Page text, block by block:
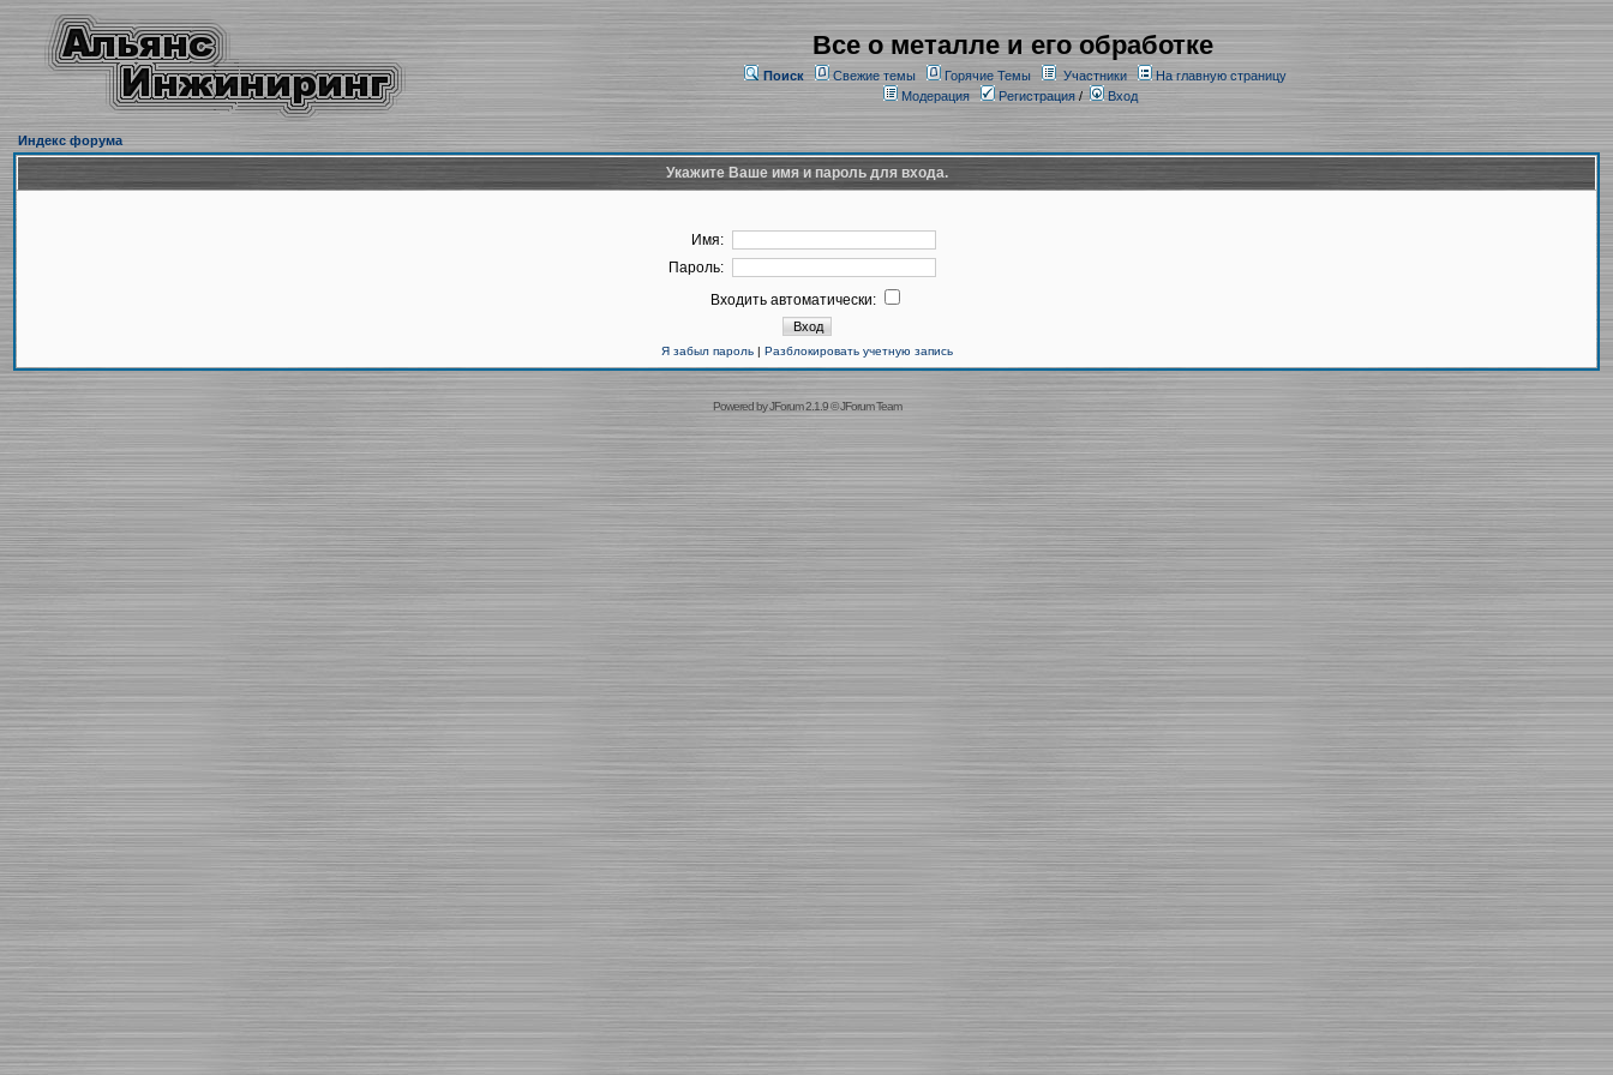
Все о металле и его обработке
Поиск Свежие темы Горячие Темы Участники
На главную страницу
Модерация
Регистрация/ Вход
Индекс форума
Укажите Ваше имя и пароль для входа.
Имя:
Пароль:
Входить автоматически:
Я забыл пароль| Разблокировать учетную запись
Powered byJForum 2.1.9©JForum Team